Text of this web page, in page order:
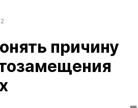
причину